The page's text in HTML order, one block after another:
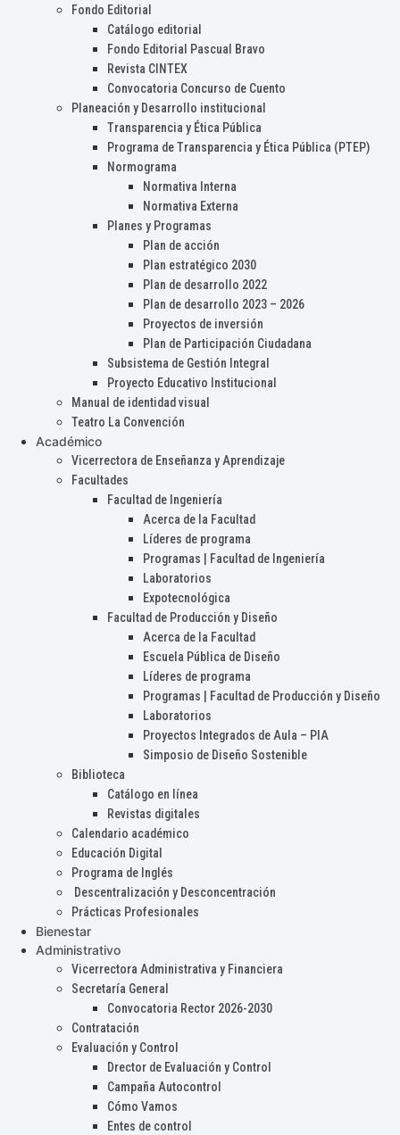
Fondo Editorial
Catálogo editorial
Fondo Editorial Pascual Bravo
Revista CINTEX
Convocatoria Concurso de Cuento
Planeación y Desarrollo institucional
Transparencia y Ética Pública
Programa de Transparencia y Ética Pública (PTEP)
Normograma
Normativa Interna
Normativa Externa
Planes y Programas
Plan de acción
Plan estratégico 2030
Plan de desarrollo 2022
Plan de desarrollo 2023 – 2026
Proyectos de inversión
Plan de Participación Ciudadana
Subsistema de Gestión Integral
Proyecto Educativo Institucional
Manual de identidad visual
Teatro La Convención
Académico
Vicerrectora de Enseñanza y Aprendizaje
Facultades
Facultad de Ingeniería
Acerca de la Facultad
Líderes de programa
Programas | Facultad de Ingeniería
Laboratorios
Expotecnológica
Facultad de Producción y Diseño
Acerca de la Facultad
Escuela Pública de Diseño
Líderes de programa
Programas | Facultad de Producción y Diseño
Laboratorios
Proyectos Integrados de Aula – PIA
Simposio de Diseño Sostenible
Biblioteca
Catálogo en línea
Revistas digitales
Calendario académico
Educación Digital
Programa de Inglés
Descentralización y Desconcentración
Prácticas Profesionales
Bienestar
Administrativo
Vicerrectora Administrativa y Financiera
Secretaría General
Convocatoria Rector 2026-2030
Contratación
Evaluación y Control
Drector de Evaluación y Control
Campaña Autocontrol
Cómo Vamos
Entes de control